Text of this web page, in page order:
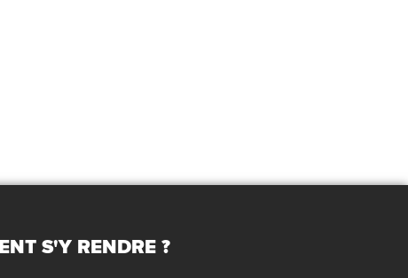
S'Y RENDRE ?